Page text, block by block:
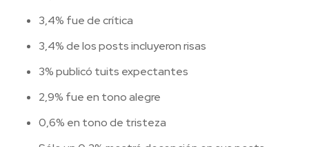
3,4% fue de crítica
3,4% de los posts incluyeron risas
3% publicó tuits expectantes
2,9% fue en tono alegre
0,6% en tono de tristeza